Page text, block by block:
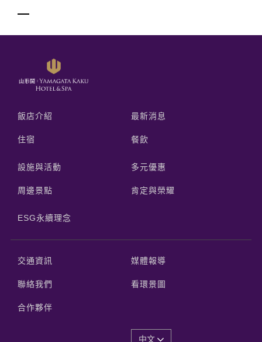
飯店介紹 最新消息
住宿 餐飲
設施與活動 多元優惠
周邊景點 肯定與榮耀
ESG永續理念
交通資訊 媒體報導
聯絡我們 看環景圖
合作夥伴
中文